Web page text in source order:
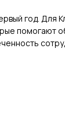
год. Для
помогают